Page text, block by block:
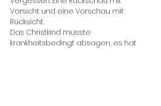
Vorsicht und eine Vorschau mit
Rücksicht.
Das Christkind musste
krankheitsbedingt absagen, es hat